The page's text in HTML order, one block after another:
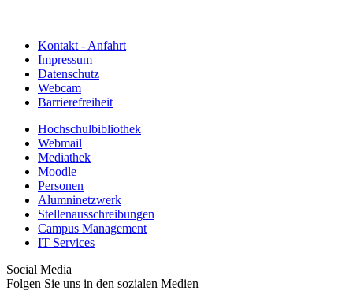
Kontakt - Anfahrt
Impressum
Datenschutz
Webcam
Barrierefreiheit
Hochschulbibliothek
Webmail
Mediathek
Moodle
Personen
Alumninetzwerk
Stellenausschreibungen
Campus Management
IT Services
Social Media
Folgen Sie uns in den sozialen Medien